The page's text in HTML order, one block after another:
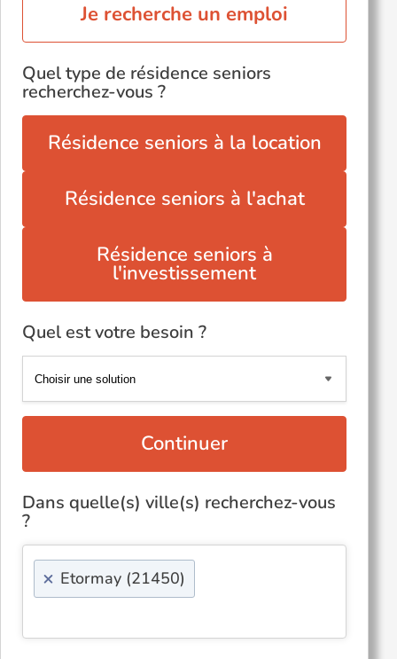
Je recherche un emploi
Quel type de résidence seniors
recherchez-vous ?
Résidence seniors à la location
Résidence seniors à l'achat
Résidence seniors à
l'investissement
Quel est votre besoin ?
Continuer
Dans quelle(s) ville(s) recherchez-vous
?
× Etormay (21450)